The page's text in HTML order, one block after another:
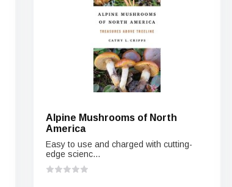
Alpine Mushrooms of North
America
Easy to use and charged with cutting-
edge scienc...